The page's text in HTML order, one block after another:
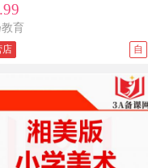
育
店 自